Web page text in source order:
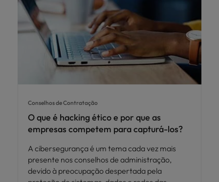
Conselhos de Contratação
O que é hacking ético e por que as
empresas competem para capturá-los?
A cibersegurança é um tema cada vez mais
presente nos conselhos de administração,
devido à preocupação despertada pela